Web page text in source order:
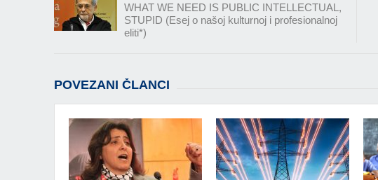
WHAT WE NEED IS PUBLIC INTELLECTUAL,
STUPID (Esej o našoj kulturnoj i profesionalnoj
eliti*)
POVEZANI ČLANCI